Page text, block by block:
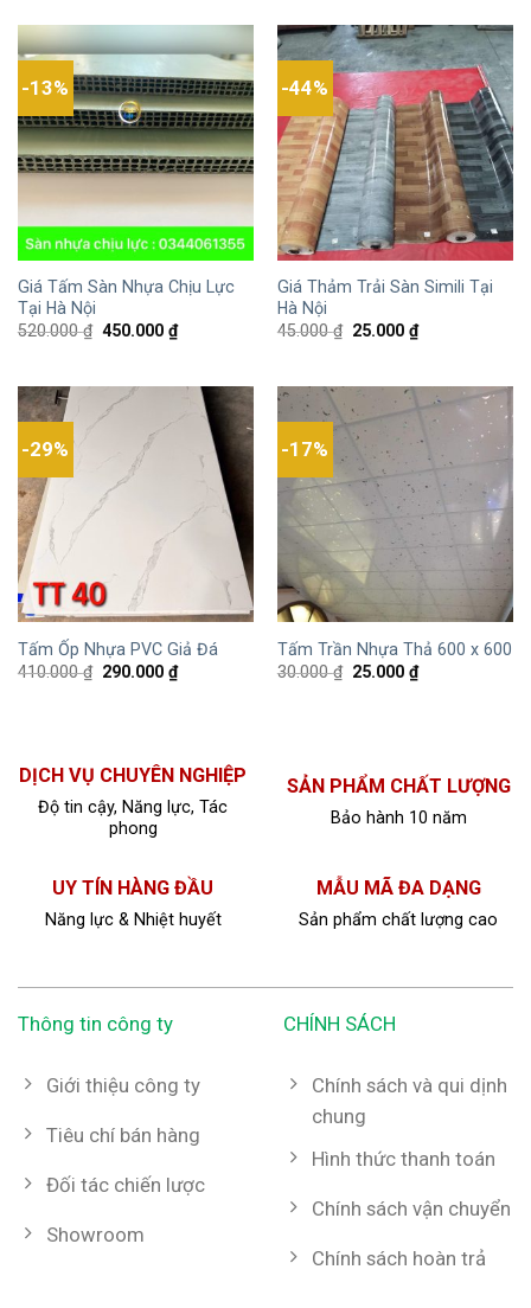
-13%
Giá Tấm Sàn Nhựa Chịu Lực
Tại Hà Nội
520.000₫ 450.000₫
-44%
Giá Thảm Trải Sàn Simili Tại
Hà Nội
45.000₫ 25.000₫
-29%
Tấm Ốp Nhựa PVC Giả Đá
410.000₫ 290.000₫
-17%
Tấm Trần Nhựa Thả 600 x 600
30.000₫ 25.000₫
DỊCH VỤ CHUYÊN NGHIỆP
Độ tin cậy, Năng lực, Tác
phong
SẢN PHẨM CHẤT LƯỢNG
Bảo hành 10 năm
UY TÍN HÀNG ĐẦU
Năng lực & Nhiệt huyết
MẪU MÃ ĐA DẠNG
Sản phẩm chất lượng cao
Thông tin công ty
Giới thiệu công ty
Tiêu chí bán hàng
Đối tác chiến lược
Showroom
CHÍNH SÁCH
Chính sách và qui dịnh
chung
Hình thức thanh toán
Chính sách vận chuyển
Chính sách hoàn trả